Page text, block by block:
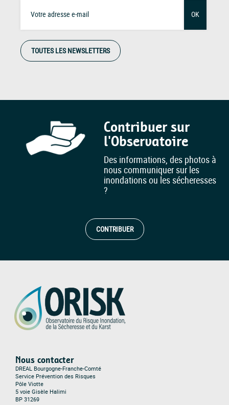
OK
TOUTES LES NEWSLETTERS
Contribuer sur
l'Observatoire
Des informations, des photos à
nous communiquer sur les
inondations ou les sécheresses
?
CONTRIBUER
Nous contacter
DREAL Bourgogne-Franche-Comté
Service Prévention des Risques
Pôle Viotte
5 voie Gisèle Halimi
BP 31269